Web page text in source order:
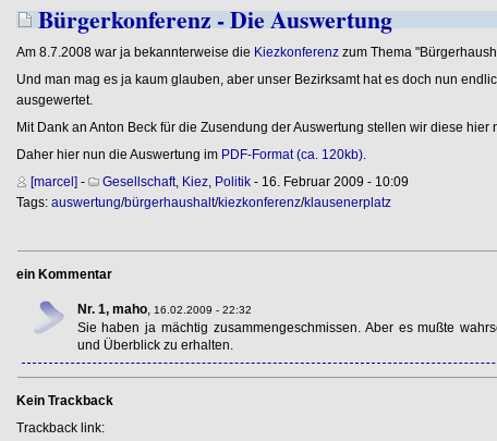
Bürgerkonferenz - Die Auswertung
Am 8.7.2008 war ja bekannterweise die Kiezkonferenzzum Thema
Und man mag es ja kaum glauben, aber unser Bezirksamt hat es doch nun
ausgewertet.
Mit Dank an Anton Beck für die Zusendung der Auswertung stellen wir diese hier
Daher hier nun die Auswertung im PDF-Format (ca. 120kb).
[marcel]- Gesellschaft, Kiez, Politik- 16. Februar 2009 - 10:09
Tags: auswertung/bürgerhaushalt/kiezkonferenz/klausenerplatz
ein Kommentar
Nr. 1, maho, 16.02.2009 - 22:32
Sie haben ja mächtig zusammengeschmissen. Aber es mußte
und Überblick zu erhalten.
Kein Trackback
Trackback link: